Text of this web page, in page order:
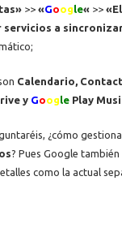
>> «Google« >>
servicios a
Calendario,
y Google Play
¿cómo
? Pues Google
como la actual